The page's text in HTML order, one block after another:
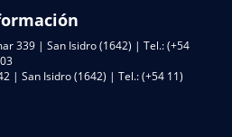
339 | San Isidro (1642) | Tel.: (+54
| San Isidro (1642) | Tel.: (+54 11)